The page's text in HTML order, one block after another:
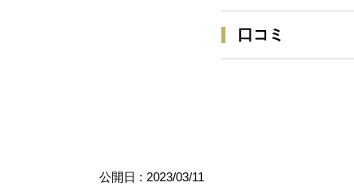
口コミ
公開日 : 2023/03/11